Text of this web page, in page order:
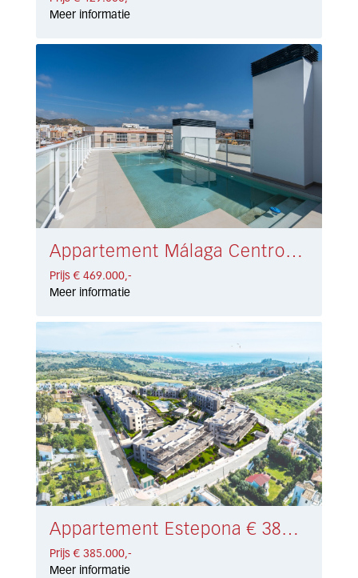
Meer informatie
Appartement Málaga Centro € 469.000,-
Prijs € 469.000,-
Meer informatie
Appartement Estepona € 385.000,-
Prijs € 385.000,-
Meer informatie